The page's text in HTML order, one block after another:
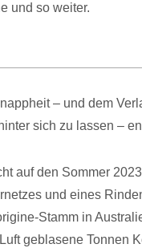
und so weiter.
– und dem
sich zu lassen –
auf den Sommer
und eines
Stamm in
geblasene Tonnen